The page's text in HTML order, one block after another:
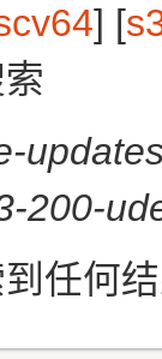
] [
200-
任何